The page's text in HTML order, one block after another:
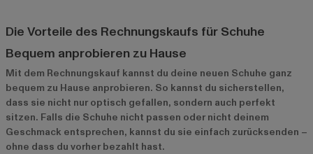
Die Vorteile des Rechnungskaufs für Schuhe
Bequem anprobieren zu Hause
Mit dem Rechnungskauf kannst du deine neuen Schuhe ganz
bequem zu Hause anprobieren. So kannst du sicherstellen,
dass sie nicht nur optisch gefallen, sondern auch perfekt
sitzen. Falls die Schuhe nicht passen oder nicht deinem
Geschmack entsprechen, kannst du sie einfach zurücksenden –
ohne dass du vorher bezahlt hast.